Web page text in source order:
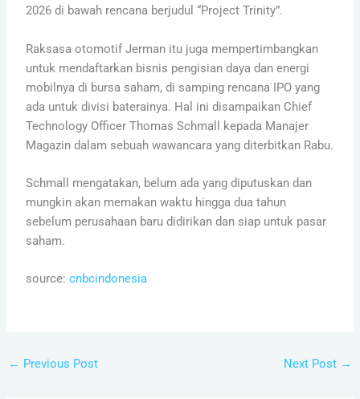
2026 di bawah rencana berjudul “Project Trinity”.
Raksasa otomotif Jerman itu juga mempertimbangkan
untuk mendaftarkan bisnis pengisian daya dan energi
mobilnya di bursa saham, di samping rencana IPO yang
ada untuk divisi baterainya. Hal ini disampaikan Chief
Technology Officer Thomas Schmall kepada Manajer
Magazin dalam sebuah wawancara yang diterbitkan Rabu.
Schmall mengatakan, belum ada yang diputuskan dan
mungkin akan memakan waktu hingga dua tahun
sebelum perusahaan baru didirikan dan siap untuk pasar
saham.
source:cnbcindonesia
← Previous Post Next Post →